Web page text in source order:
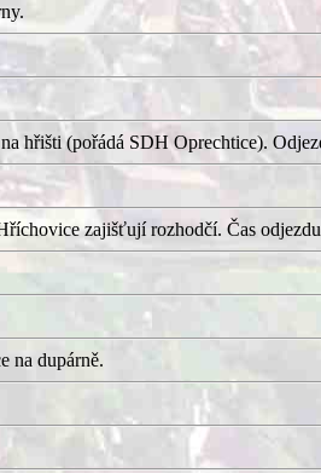
hřišti (pořádá SDH Oprechtice).
zajišťují rozhodčí. Čas
na dupárně.